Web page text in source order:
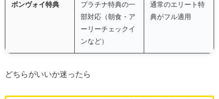
ボンヴォイ特典
プラチナ特典の一
部対応（朝食・ア
ーリーチェックイ
ンなど）
通常のエリート特
典がフル適用
どちらがいいか迷ったら